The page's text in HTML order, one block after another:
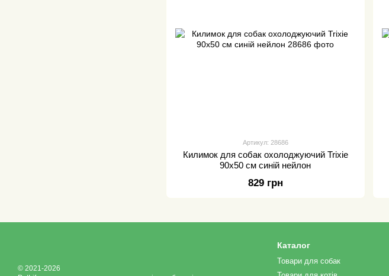
Артикул: 28686
Килимок для собак охолоджуючий Trixie
90х50 см синій нейлон
829 грн
© 2021-2026
Каталог
Товари для собак